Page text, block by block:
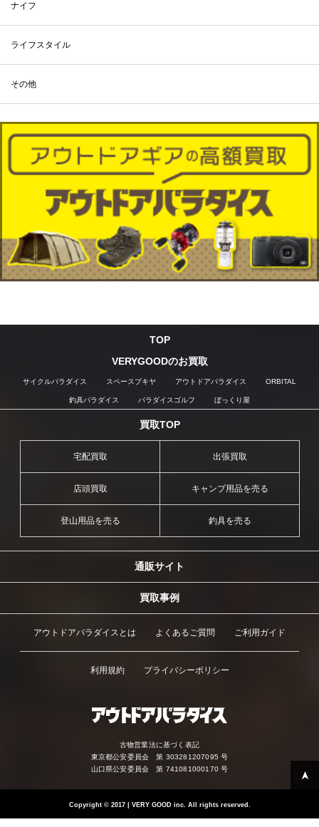
ナイフ
ライフスタイル
その他
TOP
VERYGOODのお買取
サイクルパラダイス スペースブキヤ アウトドアパラダイス ORBITAL
釣具パラダイス パラダイスゴルフ ぼっくり屋
買取TOP
宅配買取 出張買取
店頭買取 キャンプ用品を売る
登山用品を売る 釣具を売る
通販サイト
買取事例
アウトドアパラダイスとは よくあるご質問 ご利用ガイド
利用規約 プライバシーポリシー
古物営業法に基づく表記
東京都公安委員会 第 303281207095 号
山口県公安委員会 第 741081000170 号
Copyright ©2017 | VERY GOOD inc. All rights reserved.